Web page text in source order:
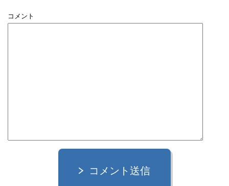
コメント
コメント送信